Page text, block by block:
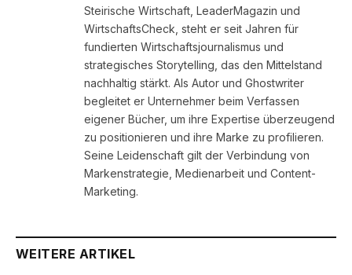
Steirische Wirtschaft, LeaderMagazin und
WirtschaftsCheck, steht er seit Jahren für
fundierten Wirtschaftsjournalismus und
strategisches Storytelling, das den Mittelstand
nachhaltig stärkt. Als Autor und Ghostwriter
begleitet er Unternehmer beim Verfassen
eigener Bücher, um ihre Expertise überzeugend
zu positionieren und ihre Marke zu profilieren.
Seine Leidenschaft gilt der Verbindung von
Markenstrategie, Medienarbeit und Content-
Marketing.
WEITERE ARTIKEL